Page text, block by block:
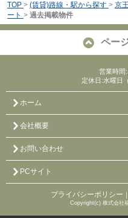
TOP > (賃貸)路線・駅から探す > 京
ート > 過去掲載物件
ペー
営業時間
定休日:水曜日
ホーム
会社概要
お問い合わせ
PCサイト
プライバシーポリシー ｜
Copyright(c) 株式会社